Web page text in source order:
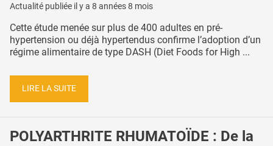
Actualité publiée il y a 8 années 8 mois
Cette étude menée sur plus de 400 adultes en pré-
hypertension ou déjà hypertendus confirme l’adoption d’un
régime alimentaire de type DASH (Diet Foods for High ...
LIRE LA SUITE
POLYARTHRITE RHUMATOÏDE : De la